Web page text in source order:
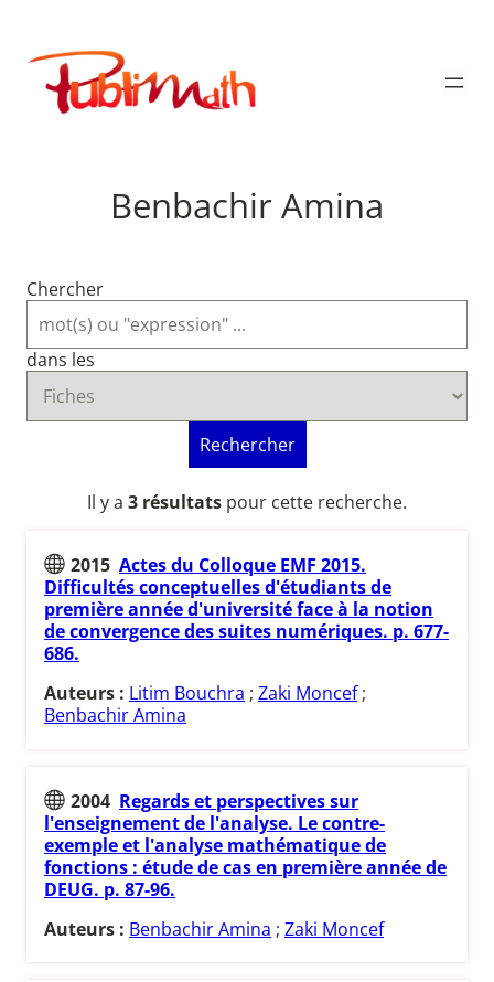
contenu
Publimath
Benbachir Amina
Chercher
dans les
Rechercher
Il y a 3 résultats pour cette recherche.
2015 Actes du Colloque EMF 2015.
Difficultés conceptuelles d'étudiants de
première année d'université face à la notion
de convergence des suites numériques. p. 677-
686.
Auteurs : Litim Bouchra ; Zaki Moncef;
Benbachir Amina
2004 Regards et perspectives sur
l'enseignement de l'analyse. Le contre-
exemple et l'analyse mathématique de
fonctions : étude de cas en première année de
DEUG. p. 87-96.
Auteurs : Benbachir Amina ; Zaki Moncef